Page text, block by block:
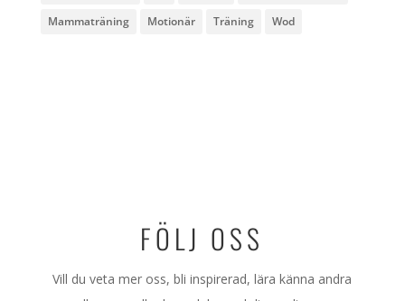
Mammaträning
Motionär Träning Wod
FÖLJ OSS
Vill du veta mer oss, bli inspirerad, lära känna andra